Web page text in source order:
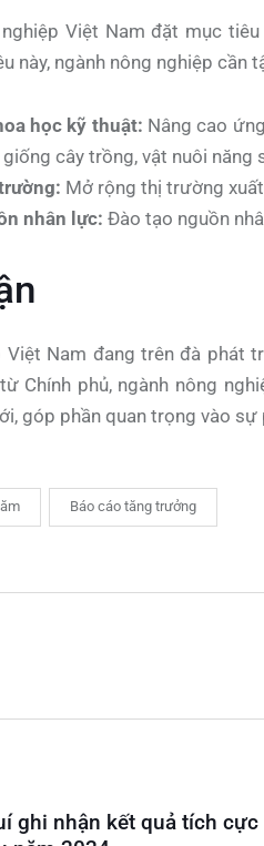
nghiệp Việt Nam đặt mục
này, ngành nông nghiệp cần
học kỹ thuật: Nâng cao
cây trồng, vật nuôi năng
Mở rộng thị trường
nhân lực: Đào tạo nguồn
Việt Nam đang trên đà phát
Chính phủ, ngành nông
góp phần quan trọng vào
Báo cáo tăng trưởng
ghi nhận kết quả tích cực